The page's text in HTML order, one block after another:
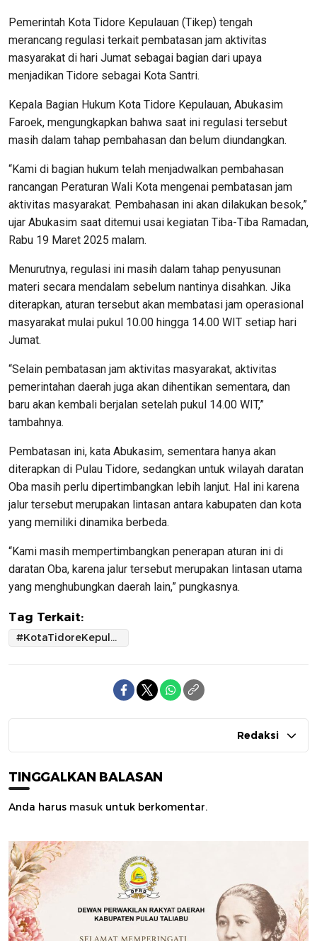
Pemerintah Kota Tidore Kepulauan (Tikep) tengah
merancang regulasi terkait pembatasan jam aktivitas
masyarakat di hari Jumat sebagai bagian dari upaya
menjadikan Tidore sebagai Kota Santri.
Kepala Bagian Hukum Kota Tidore Kepulauan, Abukasim
Faroek, mengungkapkan bahwa saat ini regulasi tersebut
masih dalam tahap pembahasan dan belum diundangkan.
“Kami di bagian hukum telah menjadwalkan pembahasan
rancangan Peraturan Wali Kota mengenai pembatasan jam
aktivitas masyarakat. Pembahasan ini akan dilakukan besok,”
ujar Abukasim saat ditemui usai kegiatan Tiba-Tiba Ramadan,
Rabu 19 Maret 2025 malam.
Menurutnya, regulasi ini masih dalam tahap penyusunan
materi secara mendalam sebelum nantinya disahkan. Jika
diterapkan, aturan tersebut akan membatasi jam operasional
masyarakat mulai pukul 10.00 hingga 14.00 WIT setiap hari
Jumat.
“Selain pembatasan jam aktivitas masyarakat, aktivitas
pemerintahan daerah juga akan dihentikan sementara, dan
baru akan kembali berjalan setelah pukul 14.00 WIT,”
tambahnya.
Pembatasan ini, kata Abukasim, sementara hanya akan
diterapkan di Pulau Tidore, sedangkan untuk wilayah daratan
Oba masih perlu dipertimbangkan lebih lanjut. Hal ini karena
jalur tersebut merupakan lintasan antara kabupaten dan kota
yang memiliki dinamika berbeda.
“Kami masih mempertimbangkan penerapan aturan ini di
daratan Oba, karena jalur tersebut merupakan lintasan utama
yang menghubungkan daerah lain,” pungkasnya.
Tag Terkait:
#KotaTidoreKepulauan #Regulasi #KotaSantri
Redaksi
TINGGALKAN BALASAN
Anda harus masuk untuk berkomentar.